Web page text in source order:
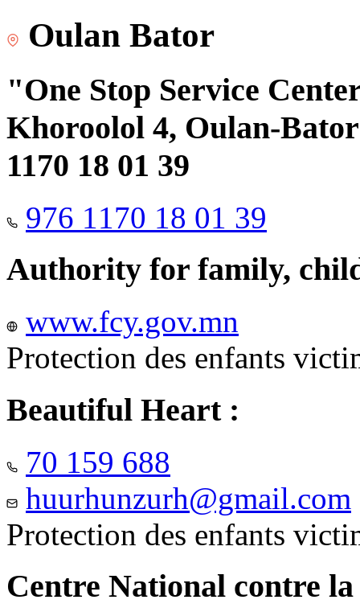
Oulan Bator
"One Stop Service
Khoroolol 4, Oulan-
1170 18 01 39
976 1170 18 01 39
Authority for family,
www.fcy.gov.mn
Protection des enfants
Beautiful Heart :
70 159 688
huurhunzurh@gmail.com
Protection des enfants
Centre National contre la